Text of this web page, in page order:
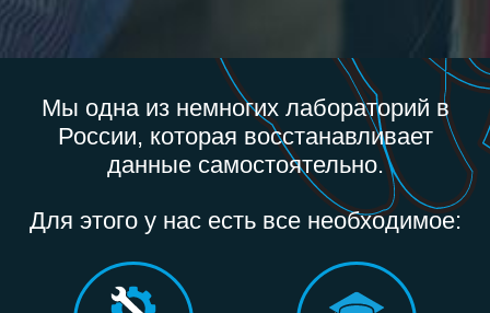
Мы одна из немногих лабораторий в
России, которая восстанавливает
данные самостоятельно.
Для этого у нас есть все необходимое: